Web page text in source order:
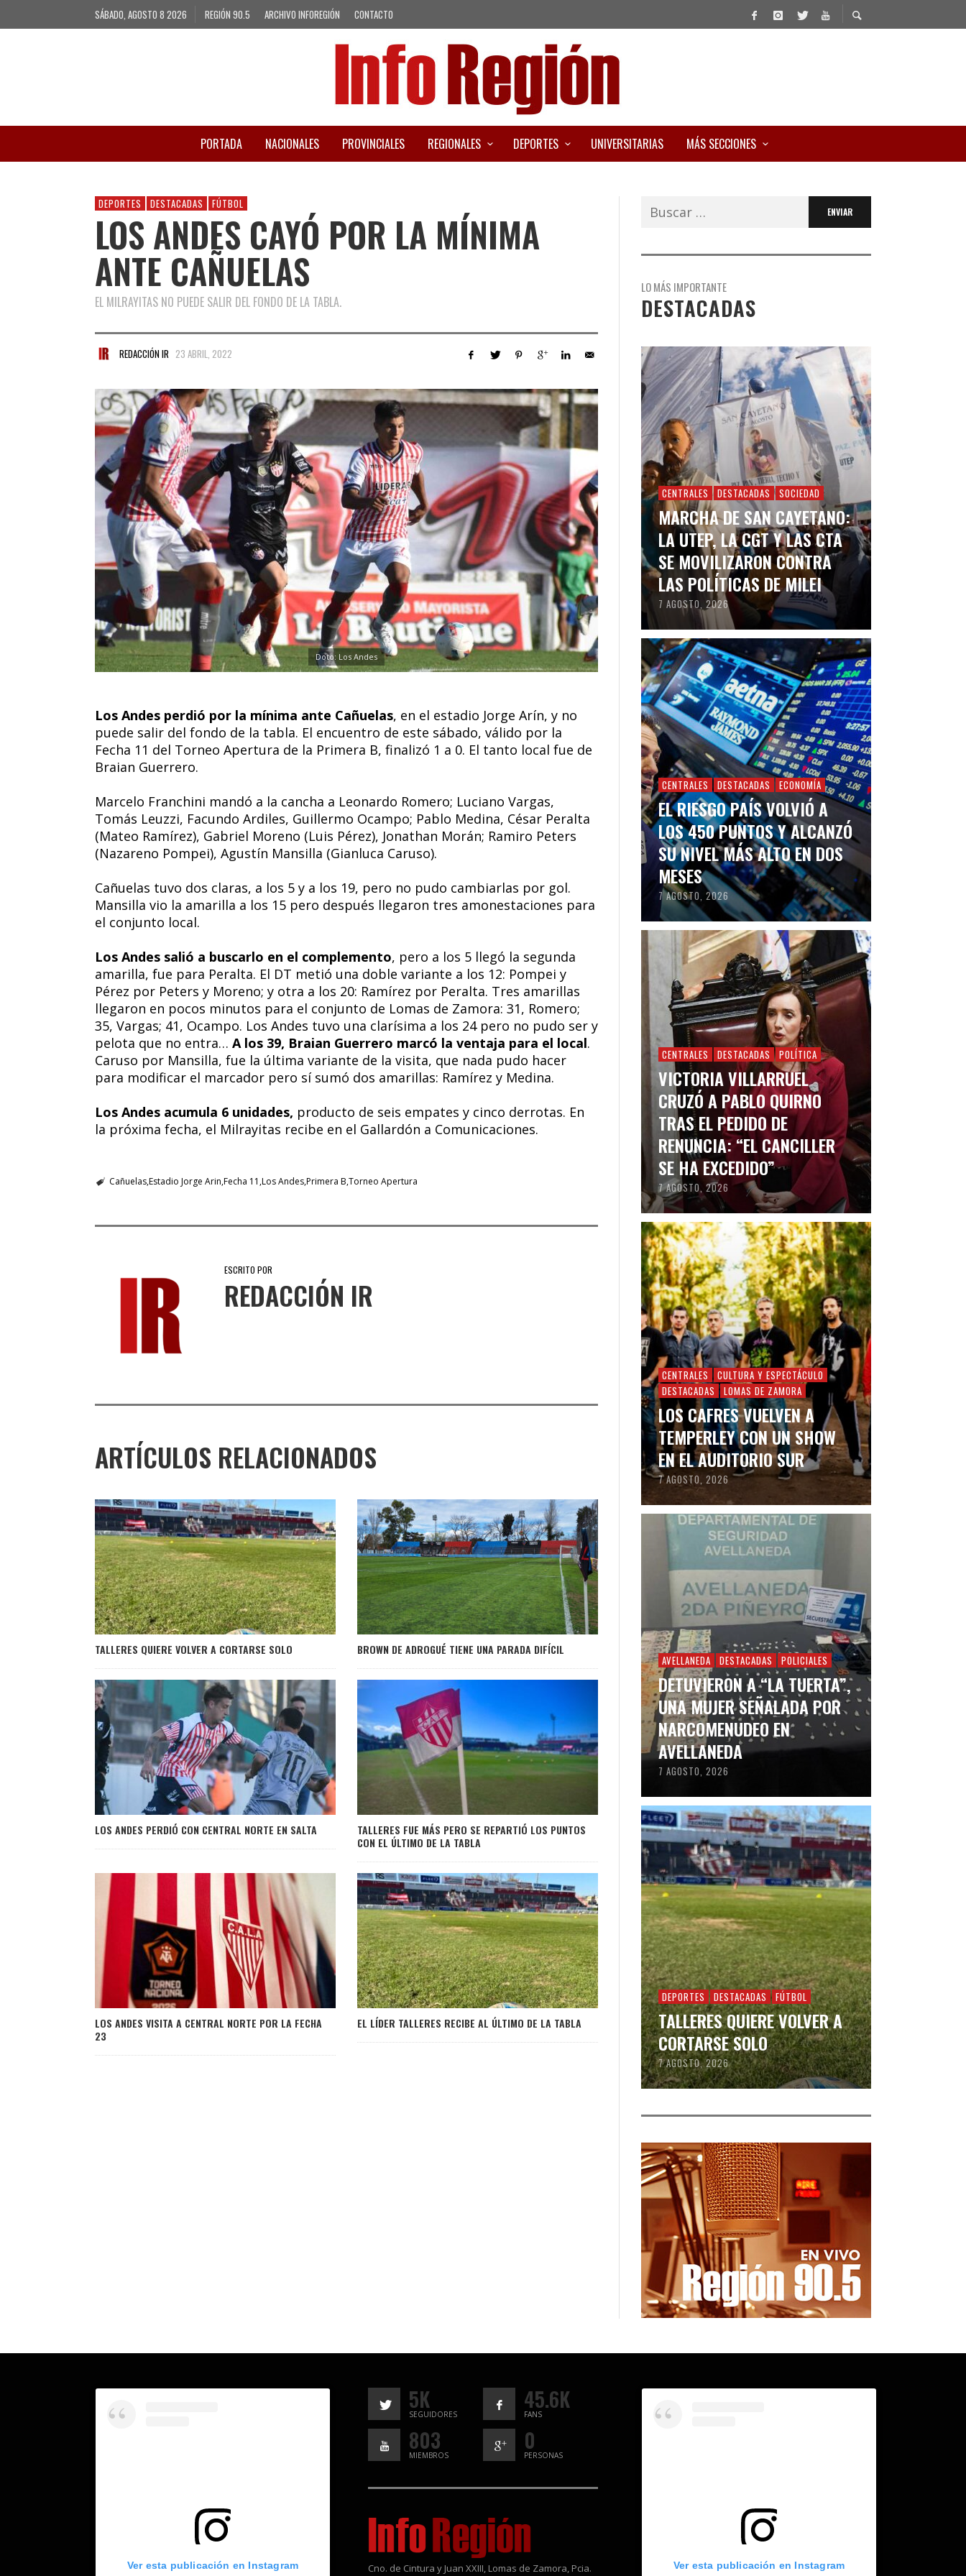
SÁBADO, AGOSTO 8 2026 REGIÓN 90.5 ARCHIVO INFOREGIÓN CONTACTO
PORTADA NACIONALES PROVINCIALES REGIONALES DEPORTES UNIVERSITARIAS MÁS SECCIONES
DEPORTES DESTACADAS FÚTBOL
LOS ANDES CAYÓ POR LA MÍNIMA
ANTE CAÑUELAS
EL MILRAYITAS NO PUEDE SALIR DEL FONDO DE LA TABLA.
REDACCIÓN IR 23 ABRIL, 2022
Doto: Los Andes
Los Andes perdió por la mínima ante Cañuelas, en el estadio Jorge Arín, y no
puede salir del fondo de la tabla. El encuentro de este sábado, válido por la
Fecha 11 del Torneo Apertura de la Primera B, finalizó 1 a 0. El tanto local fue de
Braian Guerrero.
Marcelo Franchini mandó a la cancha a Leonardo Romero; Luciano Vargas,
Tomás Leuzzi, Facundo Ardiles, Guillermo Ocampo; Pablo Medina, César Peralta
(Mateo Ramírez), Gabriel Moreno (Luis Pérez), Jonathan Morán; Ramiro Peters
(Nazareno Pompei), Agustín Mansilla (Gianluca Caruso).
Cañuelas tuvo dos claras, a los 5 y a los 19, pero no pudo cambiarlas por gol.
Mansilla vio la amarilla a los 15 pero después llegaron tres amonestaciones para
el conjunto local.
Los Andes salió a buscarlo en el complemento, pero a los 5 llegó la segunda
amarilla, fue para Peralta. El DT metió una doble variante a los 12: Pompei y
Pérez por Peters y Moreno; y otra a los 20: Ramírez por Peralta. Tres amarillas
llegaron en pocos minutos para el conjunto de Lomas de Zamora: 31, Romero;
35, Vargas; 41, Ocampo. Los Andes tuvo una clarísima a los 24 pero no pudo ser y
pelota que no entra… A los 39, Braian Guerrero marcó la ventaja para el local.
Caruso por Mansilla, fue la última variante de la visita, que nada pudo hacer
para modificar el marcador pero sí sumó dos amarillas: Ramírez y Medina.
Los Andes acumula 6 unidades, producto de seis empates y cinco derrotas. En
la próxima fecha, el Milrayitas recibe en el Gallardón a Comunicaciones.
CañuelasEstadio Jorge Arin Fecha 11 Los AndesPrimera B Torneo Apertura
ESCRITO POR
REDACCIÓN IR
ARTÍCULOS RELACIONADOS
TALLERES QUIERE VOLVER A CORTARSE SOLO BROWN DE ADROGUÉ TIENE UNA PARADA DIFÍCIL
LOS ANDES PERDIÓ CON CENTRAL NORTE EN SALTA
TALLERES FUE MÁS PERO SE REPARTIÓ LOS PUNTOS
CON EL ÚLTIMO DE LA TABLA
LOS ANDES VISITA A CENTRAL NORTE POR LA FECHA
23
EL LÍDER TALLERES RECIBE AL ÚLTIMO DE LA TABLA
Buscar:
LO MÁS IMPORTANTE
DESTACADAS
CENTRALES DESTACADAS SOCIEDAD
MARCHA DE SAN CAYETANO:
LA UTEP, LA CGT Y LAS CTA
SE MOVILIZARON CONTRA
LAS POLÍTICAS DE MILEI
7 AGOSTO, 2026
CENTRALES DESTACADAS ECONOMÍA
EL RIESGO PAÍS VOLVIÓ A
LOS 450 PUNTOS Y ALCANZÓ
SU NIVEL MÁS ALTO EN DOS
MESES
7 AGOSTO, 2026
CENTRALES DESTACADAS POLÍTICA
VICTORIA VILLARRUEL
CRUZÓ A PABLO QUIRNO
TRAS EL PEDIDO DE
RENUNCIA: “EL CANCILLER
SE HA EXCEDIDO”
7 AGOSTO, 2026
CENTRALES
CULTURA Y ESPECTÁCULO
DESTACADAS
LOMAS DE ZAMORA
LOS CAFRES VUELVEN A
TEMPERLEY CON UN SHOW
EN EL AUDITORIO SUR
7 AGOSTO, 2026
AVELLANEDA DESTACADAS POLICIALES
DETUVIERON A “LA TUERTA”,
UNA MUJER SEÑALADA POR
NARCOMENUDEO EN
AVELLANEDA
7 AGOSTO, 2026
DEPORTES DESTACADAS FÚTBOL
TALLERES QUIERE VOLVER A
CORTARSE SOLO
7 AGOSTO, 2026
Ver esta publicación en Instagram
5K
SEGUIDORES
45.6K
FANS
803
MIEMBROS
0
PERSONAS
Cno. de Cintura y Juan XXIII, Lomas de Zamora, Pcia. Ver esta publicación en Instagram